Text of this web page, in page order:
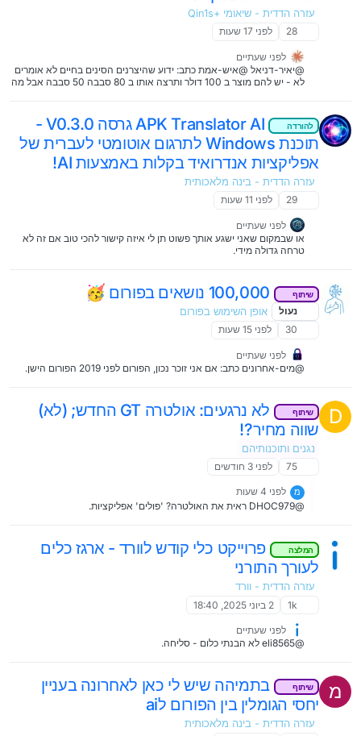
עזרה הדדית - שיאומי +Qin1s
28
לפני 17 שעות
לפני שעתיים
@יאיר-דניאל @איש-אמת כתב: ידוע שהיצרנים הסינים בחיים לא אומרים
לא - יש להם מוצר ב 100 דולר ותרצה אותו ב 80 סבבה 50 סבבה אבל מה
להורדה
APK Translator AI גרסה V0.3.0 -
תוכנת Windows לתרגום אוטומטי לעברית של
אפליקציות אנדרואיד בקלות באמצעות AI!
עזרה הדדית - בינה מלאכותית
29
לפני 11 שעות
לפני שעתיים
או שבמקום שאני ישגע אותך פשוט תן לי איזה קישור להכי טוב אם זה לא
טרחה גדולה מידי.
שיתוף
נעול
אופן השימוש בפורום
30
לפני 15 שעות
לפני שעתיים
@מים-אחרונים כתב: אם אני זוכר נכון, הפורום לפני 2019 הפורום הישן.
D שיתוף
לא נרגעים: אולטרה GT החדש; (לא)
שווה מחיר?!
נגנים ותוכנותיהם
75
לפני 3 חודשים
מ
לפני 4 שעות
@DHOC979 ראית את האולטרה? 'פולים' אפליקציות.
המלצה
פרוייקט כלי קודש לוורד - ארגז כלים
לעורך התורני
עזרה הדדית - וורד
1k
2 ביוני 2025, 18:40
לפני שעתיים
@eli8565 לא הבנתי כלום - סליחה.
מ שיתוף
בתמיהה שיש לי כאן לאחרונה בעניין
יחסי הגומלין בין הפורום לai
עזרה הדדית - בינה מלאכותית